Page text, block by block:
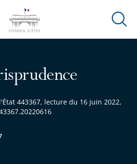
Ouvrir
443367, lecture du 16 juin 2022,